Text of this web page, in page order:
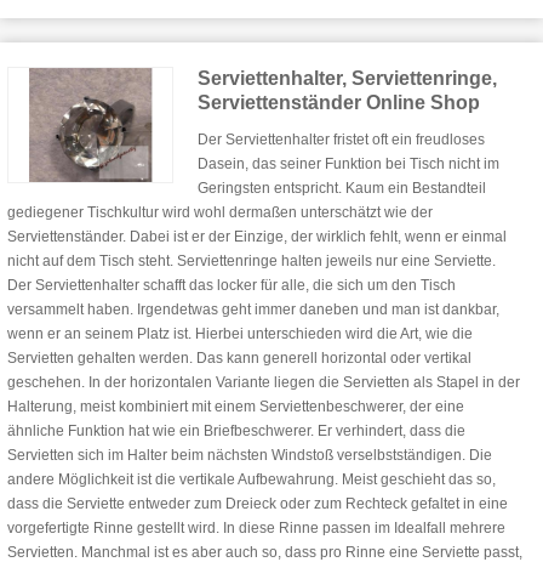
Serviettenhalter, Serviettenringe,
Serviettenständer Online Shop
Der Serviettenhalter fristet oft ein freudloses
Dasein, das seiner Funktion bei Tisch nicht im
Geringsten entspricht. Kaum ein Bestandteil
gediegener Tischkultur wird wohl dermaßen unterschätzt wie der
Serviettenständer. Dabei ist er der Einzige, der wirklich fehlt, wenn er einmal
nicht auf dem Tisch steht. Serviettenringe halten jeweils nur eine Serviette.
Der Serviettenhalter schafft das locker für alle, die sich um den Tisch
versammelt haben. Irgendetwas geht immer daneben und man ist dankbar,
wenn er an seinem Platz ist. Hierbei unterschieden wird die Art, wie die
Servietten gehalten werden. Das kann generell horizontal oder vertikal
geschehen. In der horizontalen Variante liegen die Servietten als Stapel in der
Halterung, meist kombiniert mit einem Serviettenbeschwerer, der eine
ähnliche Funktion hat wie ein Briefbeschwerer. Er verhindert, dass die
Servietten sich im Halter beim nächsten Windstoß verselbstständigen. Die
andere Möglichkeit ist die vertikale Aufbewahrung. Meist geschieht das so,
dass die Serviette entweder zum Dreieck oder zum Rechteck gefaltet in eine
vorgefertigte Rinne gestellt wird. In diese Rinne passen im Idealfall mehrere
Servietten. Manchmal ist es aber auch so, dass pro Rinne eine Serviette passt,